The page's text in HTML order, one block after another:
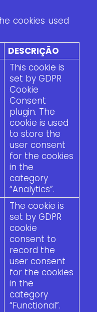
cookies used
DESCRIÇÃO
This cookie is
set by GDPR
Cookie
Consent
plugin. The
cookie is used
to store the
user consent
for the cookies
in the
category
“Analytics”.
The cookie is
set by GDPR
cookie
consent to
record the
user consent
for the cookies
in the
category
“Functional”.